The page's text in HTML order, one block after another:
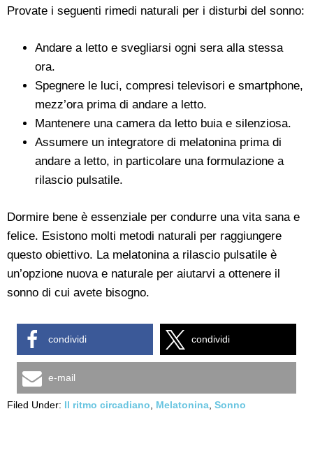
Provate i seguenti rimedi naturali per i disturbi del sonno:
Andare a letto e svegliarsi ogni sera alla stessa
ora.
Spegnere le luci, compresi televisori e smartphone,
mezz’ora prima di andare a letto.
Mantenere una camera da letto buia e silenziosa.
Assumere un integratore di melatonina prima di
andare a letto, in particolare una formulazione a
rilascio pulsatile.
Dormire bene è essenziale per condurre una vita sana e
felice. Esistono molti metodi naturali per raggiungere
questo obiettivo. La melatonina a rilascio pulsatile è
un’opzione nuova e naturale per aiutarvi a ottenere il
sonno di cui avete bisogno.
condividi condividi
e-mail
Filed Under: Il ritmo circadiano Melatonina Sonno